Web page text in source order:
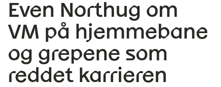
Even Northug om
VM på hjemmebane
og grepene som
reddet karrieren